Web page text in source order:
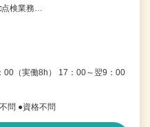
点検業務…
00（実働8h） 17：00～翌9：00
問 ●資格不問